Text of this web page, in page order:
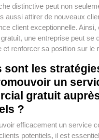
distinctive peut non
aussi attirer de nouveaux
client exceptionnelle.
une entreprise peut se
et renforcer sa position sur le
sont les
un
gratuit
?
efficacement un service
potentiels, il est